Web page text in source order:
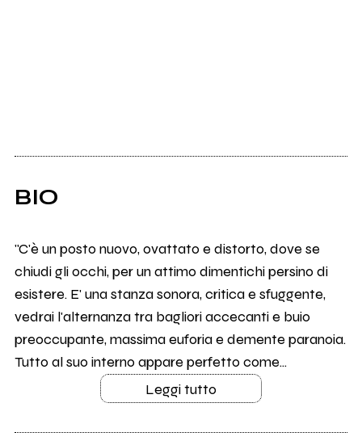
BIO
"C'è un posto nuovo, ovattato e distorto, dove se
chiudi gli occhi, per un attimo dimentichi persino di
esistere. E' una stanza sonora, critica e sfuggente,
vedrai l'alternanza tra bagliori accecanti e buio
preoccupante, massima euforia e demente paranoia.
Tutto al suo interno appare perfetto come...
Leggi tutto